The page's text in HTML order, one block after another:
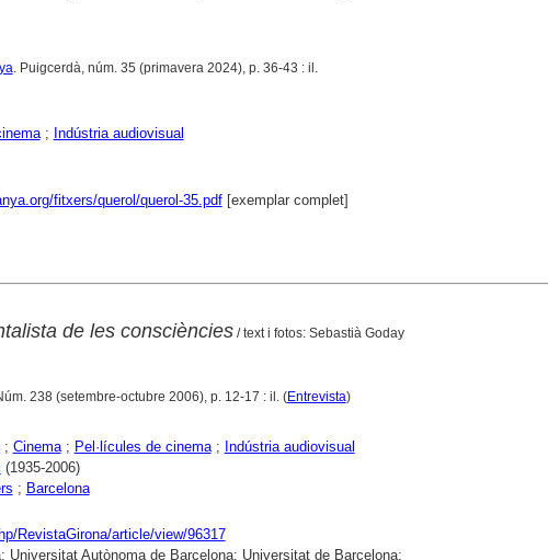
. Puigcerdà, núm. 35 (primavera 2024), p. 36-43 : il.
; Indústria audiovisual
fitxers/querol/querol-35.pdf[exemplar complet]
de les consciències/ text i fotos: Sebastià Goday
238 (setembre-octubre 2006), p. 12-17 : il. (Entrevista)
; Cinema; Pel·lícules de cinema; Indústria audiovisual
(1935-2006)
; Barcelona
RevistaGirona/article/view/96317
Universitat Autònoma de Barcelona; Universitat de Barcelona;